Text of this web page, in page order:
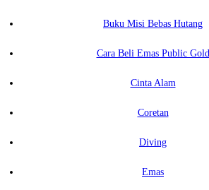
Buku Misi Bebas Hutang
Cara Beli Emas Public Gold
Cinta Alam
Coretan
Diving
Emas